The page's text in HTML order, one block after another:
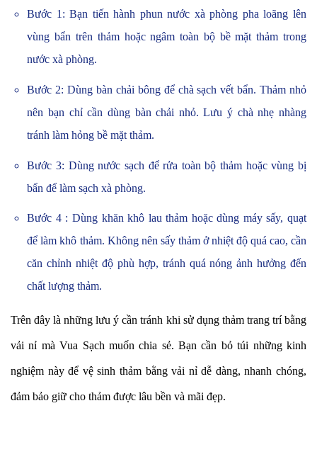
Bước 1: Bạn tiến hành phun nước xà phòng pha loãng lên
vùng bẩn trên thảm hoặc ngâm toàn bộ bề mặt thảm trong
nước xà phòng.
Bước 2: Dùng bàn chải bông để chà sạch vết bẩn. Thảm nhỏ
nên bạn chỉ cần dùng bàn chải nhỏ. Lưu ý chà nhẹ nhàng
tránh làm hỏng bề mặt thảm.
Bước 3: Dùng nước sạch để rửa toàn bộ thảm hoặc vùng bị
bẩn để làm sạch xà phòng.
Bước 4 : Dùng khăn khô lau thảm hoặc dùng máy sấy, quạt
để làm khô thảm. Không nên sấy thảm ở nhiệt độ quá cao, cần
căn chỉnh nhiệt độ phù hợp, tránh quá nóng ảnh hưởng đến
chất lượng thảm.
Trên đây là những lưu ý cần tránh khi sử dụng thảm trang trí bằng
vải nỉ mà Vua Sạch muốn chia sẻ. Bạn cần bỏ túi những kinh
nghiệm này để vệ sinh thảm bằng vải nỉ dễ dàng, nhanh chóng,
đảm bảo giữ cho thảm được lâu bền và mãi đẹp.